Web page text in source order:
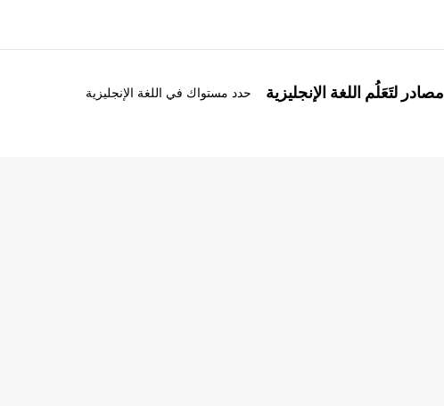
مصادر لتَعَلُم اللغة الإنجليزية حدد مستواك في اللغة الإنجليزية